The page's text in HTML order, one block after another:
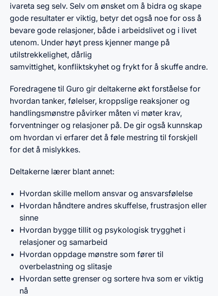
ivareta seg selv. Selv om ønsket om å bidra og skape
gode resultater er viktig, betyr det også noe for oss å
bevare gode relasjoner, både i arbeidslivet og i livet
utenom. Under høyt press kjenner mange på
utilstrekkelighet, dårlig
samvittighet, konfliktskyhet og frykt for å skuffe andre.
Foredragene til Guro gir deltakerne økt forståelse for
hvordan tanker, følelser, kroppslige reaksjoner og
handlingsmønstre påvirker måten vi møter krav,
forventninger og relasjoner på. De gir også kunnskap
om hvordan vi erfarer det å føle mestring til forskjell
for det å mislykkes.
Deltakerne lærer blant annet:
Hvordan skille mellom ansvar og ansvarsfølelse
Hvordan håndtere andres skuffelse, frustrasjon eller
sinne
Hvordan bygge tillit og psykologisk trygghet i
relasjoner og samarbeid
Hvordan oppdage mønstre som fører til
overbelastning og slitasje
Hvordan sette grenser og sortere hva som er viktig
nå